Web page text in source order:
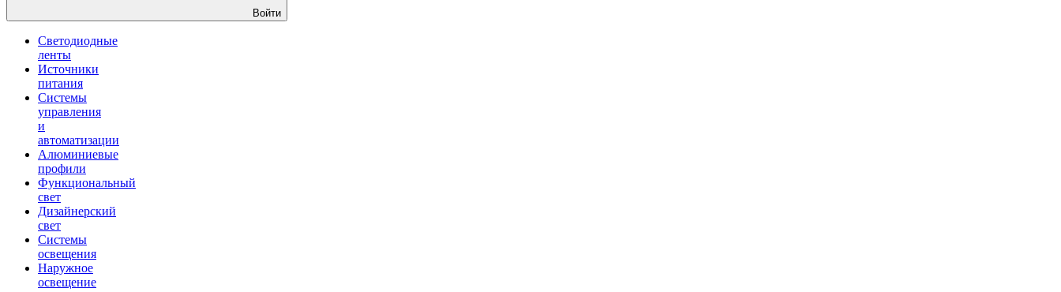
Войти
Светодиодные
ленты
Источники
питания
Системы
управления
и
автоматизации
Алюминиевые
профили
Функциональный
свет
Дизайнерский
свет
Системы
освещения
Наружное
освещение